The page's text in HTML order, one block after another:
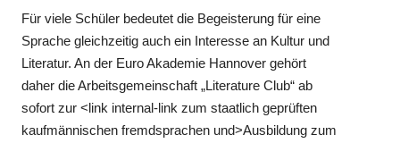
Für viele Schüler bedeutet die Begeisterung für eine
Sprache gleichzeitig auch ein Interesse an Kultur und
Literatur. An der Euro Akademie Hannover gehört
daher die Arbeitsgemeinschaft „Literature Club“ ab
sofort zur <link internal-link zum staatlich geprüften
kaufmännischen fremdsprachen und>Ausbildung zum